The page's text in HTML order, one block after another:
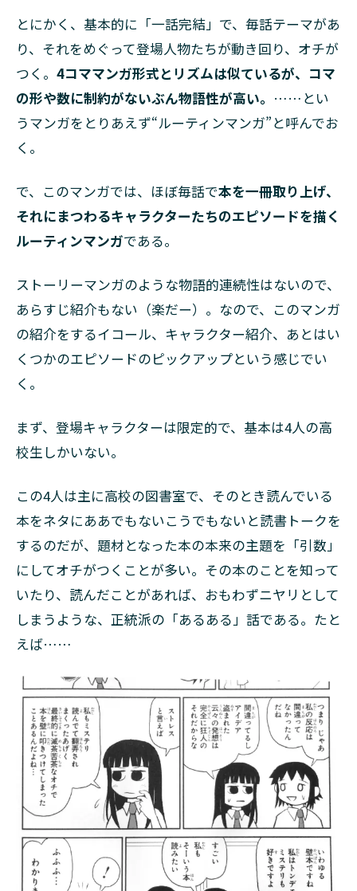
とにかく、基本的に「一話完結」で、毎話テーマがあ
り、それをめぐって登場人物たちが動き回り、オチが
つく。 4コママンガ形式とリズムは似ているが、コマ
の形や数に制約がないぶん物語性が高い。 ……とい
うマンガをとりあえず“ルーティンマンガ”と呼んでお
く。
で、このマンガでは、ほぼ毎話で本を一冊取り上げ、
それにまつわるキャラクターたちのエピソードを描く
ルーティンマンガである。
ストーリーマンガのような物語的連続性はないので、
あらすじ紹介もない（楽だー）。なので、このマンガ
の紹介をするイコール、キャラクター紹介、あとはい
くつかのエピソードのピックアップという感じでい
く。
まず、登場キャラクターは限定的で、基本は4人の高
校生しかいない。
この4人は主に高校の図書室で、そのとき読んでいる
本をネタにああでもないこうでもないと読書トークを
するのだが、題材となった本の本来の主題を「引数」
にしてオチがつくことが多い。その本のことを知って
いたり、読んだことがあれば、おもわずニヤリとして
しまうような、正統派の「あるある」話である。たと
えば……